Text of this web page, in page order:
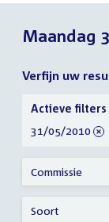
Maandag
Verfijn uw
Verfijn
uw
resultaten
Actieve filters
verwijder
31/05/2010
Commissie
Soort